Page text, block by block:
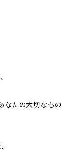
なたの大切なもの